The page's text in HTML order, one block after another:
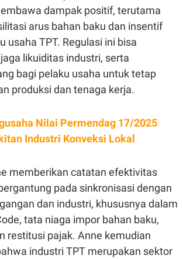
USE
dampak positif, terutama
arus bahan baku dan insentif
usaha TPT. Regulasi ini bisa
likuiditas industri, serta
bagi pelaku usaha untuk tetap
produksi dan tenaga kerja.
Nilai Permendag 17/2025
Industri Konveksi Lokal
memberikan catatan efektivitas
pada sinkronisasi dengan
dan industri, khususnya dalam
tata niaga impor bahan baku,
restitusi pajak. Anne kemudian
industri TPT merupakan sektor